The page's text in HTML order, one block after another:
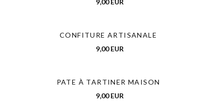
9,00 EUR
CONFITURE ARTISANALE
9,00 EUR
PATE À TARTINER MAISON
9,00 EUR